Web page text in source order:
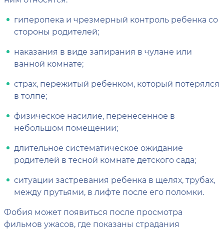
гиперопека и чрезмерный контроль ребенка со
стороны родителей;
наказания в виде запирания в чулане или
ванной комнате;
страх, пережитый ребенком, который потерялся
в толпе;
физическое насилие, перенесенное в
небольшом помещении;
длительное систематическое ожидание
родителей в тесной комнате детского сада;
ситуации застревания ребенка в щелях, трубах,
между прутьями, в лифте после его поломки.
Фобия может появиться после просмотра
фильмов ужасов, где показаны страдания